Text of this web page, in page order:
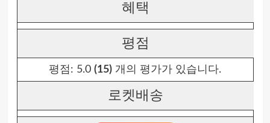
혜택
평점
평점: 5.0 (15) 개의 평가가 있습니다.
로켓배송